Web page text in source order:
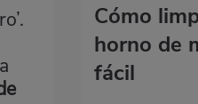
Cómo
horno de
fácil